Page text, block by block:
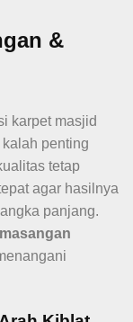
&
karpet masjid
penting
tetap
agar hasilnya
panjang.